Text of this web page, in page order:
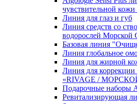
чувcтвительной
Линия для глаз и губ
Линия средств со
водорослей Морской
Базовая линия
Линия глобальное
Линия для жирной
Линия для коррекции
«RIVAGE /
Подарочные наборы
Ревитализирующая